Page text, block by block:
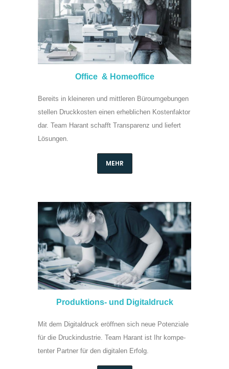
Office & Homeoffice
Bereits in kleineren und mittleren Büro­um­ge­bungen
stellen Druck­kosten einen er­heb­lichen Kosten­faktor
dar. Team Harant schafft Trans­pa­renz und liefert
Lö­sungen.
MEHR
Produktions- und Digitaldruck
Mit dem Digital­druck eröffnen sich neue Po­ten­ziale
für die Druck­indu­strie. Team Harant ist Ihr kom­pe­
tenter Partner für den di­gi­talen Er­folg.